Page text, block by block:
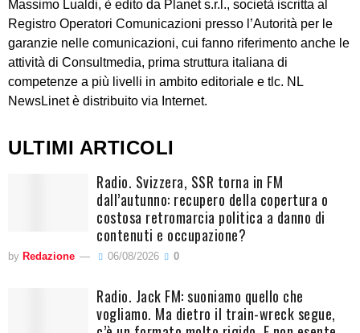
Massimo Lualdi, è edito da Planet s.r.l., società iscritta al
Registro Operatori Comunicazioni presso l’Autorità per le
garanzie nelle comunicazioni, cui fanno riferimento anche le
attività di Consultmedia, prima struttura italiana di
competenze a più livelli in ambito editoriale e tlc. NL
NewsLinet è distribuito via Internet.
ULTIMI ARTICOLI
Radio. Svizzera, SSR torna in FM
dall’autunno: recupero della copertura o
costosa retromarcia politica a danno di
contenuti e occupazione?
by Redazione 06/08/2026 0
Radio. Jack FM: suoniamo quello che
vogliamo. Ma dietro il train-wreck segue,